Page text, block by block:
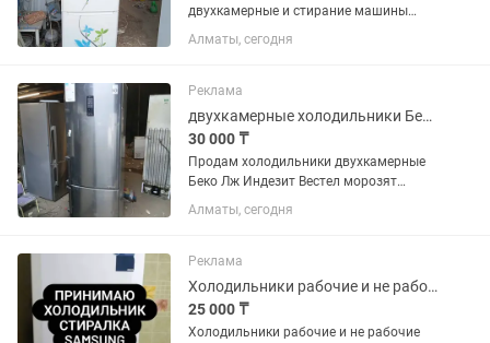
двухкамерные и стирание машины
автомат в хорошем рабочем
состоянии морозят отлично р-н
Алматы, сегодня
Реклама
двухкамерные холодильники Беко Лж
30 000 ₸
Продам холодильники двухкамерные
Беко Лж Индезит Вестел морозят
отлично р-н калкаман от 30000 и выше
Алматы, сегодня
Реклама
Холодильники рабочие и не рабочие фото на
25 000 ₸
Холодильники рабочие и не рабочие